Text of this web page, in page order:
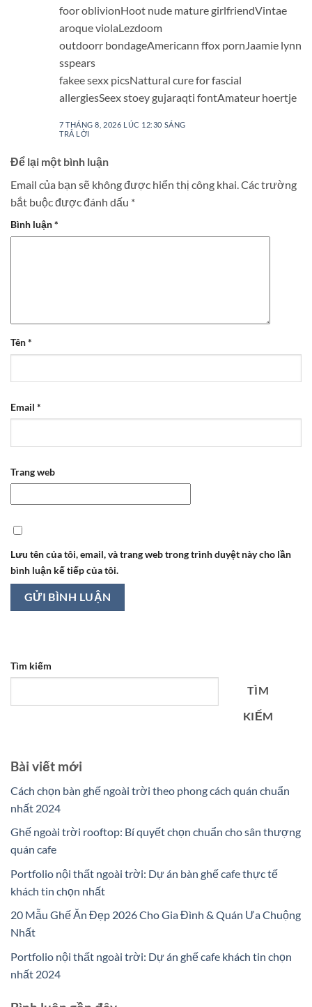
foor oblivionHoot nude mature girlfriendVintae
aroque violaLezdoom
outdoorr bondageAmericann ffox pornJaamie lynn
sspears
fakee sexx picsNattural cure for fascial
allergiesSeex stoey gujaraqti fontAmateur hoertje
7 THÁNG 8, 2026 LÚC 12:30 SÁNG
TRẢ LỜI
Để lại một bình luận
Email của bạn sẽ không được hiển thị công khai.Các trường
bắt buộc được đánh dấu *
Bình luận*
Tên*
Email *
Trang web
Lưu tên của tôi, email, và trang web trong trình duyệt này cho lần
bình luận kế tiếp của tôi.
Tìm kiếm
TÌM
KIẾM
Bài viết mới
Cách chọn bàn ghế ngoài trời theo phong cách quán chuẩn
nhất 2024
Ghế ngoài trời rooftop: Bí quyết chọn chuẩn cho sân thượng
quán cafe
Portfolio nội thất ngoài trời: Dự án bàn ghế cafe thực tế
khách tin chọn nhất
20 Mẫu Ghế Ăn Đẹp 2026 Cho Gia Đình & Quán Ưa Chuộng
Nhất
Portfolio nội thất ngoài trời: Dự án ghế cafe khách tin chọn
nhất 2024